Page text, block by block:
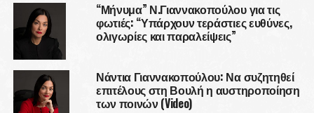
“Μήνυμα” Ν.Γιαννακοπούλου για τις
φωτιές: “Υπάρχουν τεράστιες ευθύνες,
ολιγωρίες και παραλείψεις”
Νάντια Γιαννακοπούλου: Να συζητηθεί
επιτέλους στη Βουλή η αυστηροποίηση
των ποινών (Video)